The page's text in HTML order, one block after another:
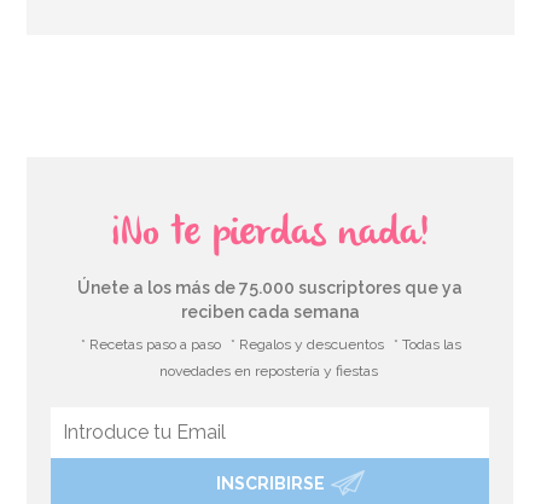
Libro de Firmas Boda Blanco
¡No te pierdas nada!
Únete a los más de 75.000 suscriptores que ya
reciben cada semana
* Recetas paso a paso * Regalos y descuentos
* Todas las
novedades en repostería y fiestas
INSCRIBIRSE